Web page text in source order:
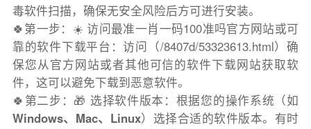
毒软件扫描，确保无安全风险后方可进行安装。
🍀第一步：☀️ 访问最准一肖一码100准吗官方网站或可
靠的软件下载平台：访问（/8407d/53323613.html）确
保您从官方网站或者其他可信的软件下载网站获取软
件，这可以避免下载到恶意软件。
🍀第二步：🎁 选择软件版本：根据您的操作系统（如
Windows、Mac、Linux）选择合适的软件版本。有时